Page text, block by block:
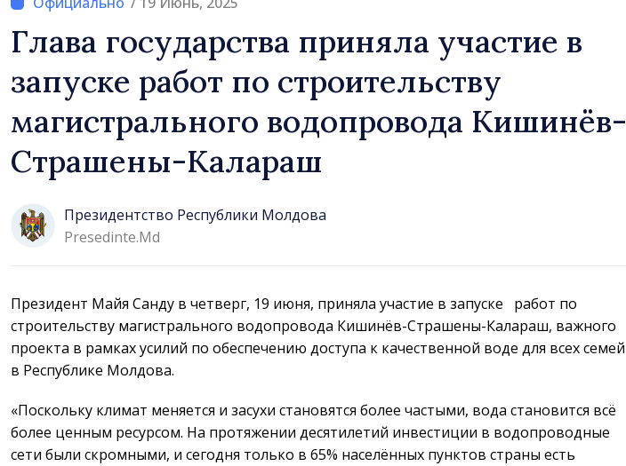
Глава государства приняла участие в
запуске работ по строительству
магистрального водопровода Кишинёв-
Страшены-Калараш
Президентство Республики Молдова
Presedinte.md
Президент Майя Санду в четверг, 19 июня, приняла участие в запуске работ по
строительству магистрального водопровода Кишинёв-Страшены-Калараш, важного
проекта в рамках усилий по обеспечению доступа к качественной воде для всех семей
в Республике Молдова.
«Поскольку климат меняется и засухи становятся более частыми, вода становится всё
более ценным ресурсом. На протяжении десятилетий инвестиции в водопроводные
сети были скромными, и сегодня только в 65% населённых пунктов страны есть